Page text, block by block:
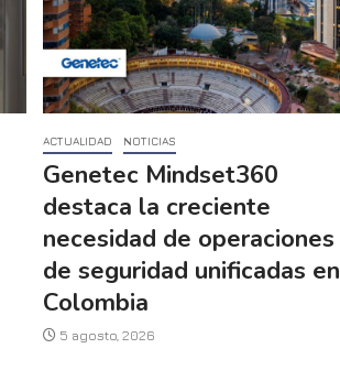
ACTUALIDAD NOTICIAS
Genetec Mindset360
destaca la creciente
necesidad de operaciones
de seguridad unificadas en
Colombia
5 agosto, 2026